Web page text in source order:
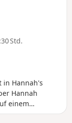
Std.
in Hannah's
Hannah
einem
vorbei an den